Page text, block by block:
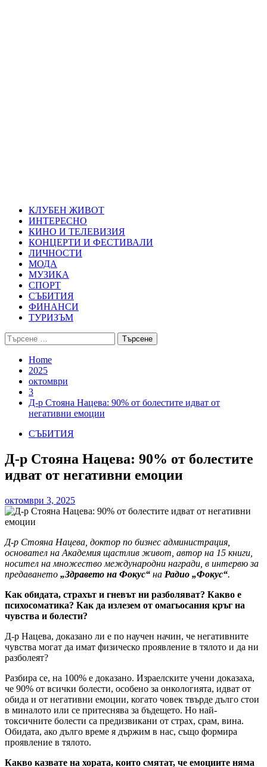
КЛУБЕН ЖИВОТ
ИНТЕРЕСНО
КИНО И ТЕЛЕВИЗИЯ
КОНЦЕРТИ И ФЕСТИВАЛИ
ЛИЧНОСТИ
МОДА
МУЗИКА
СПОРТ
СЪБИТИЯ
ФИНАНСИ
ТУРИЗЪМ
Търсене
за:
Home
2025
октомври
3
Д-р Стояна Нацева: 90% от болестите идват от
негативни емоции
СЪБИТИЯ
Д-р Стояна Нацева: 90% от болестите
идват от негативни емоции
октомври 3, 2025
Д-р Стояна Нацева, доктор по бизнес администрация,
основател на Академия щастлив живот, автор на 15 книги,
носител на множество международни награди, в интервю за
предаването „Здравето на Фокус“ на Радио „Фокус“.
Как обидата, страхът и гневът ни разболяват? Какво е
психосоматика? Как да излезем от омагьосания кръг на
чувства и болести?
Д-р Нацева, доказано ли е по научен начин, че негативните
чувства могат да имат физическо проявление в тялото и да ни
разболеят?
Разбира се, на 100% е доказано. Израелските учени доказаха,
че 90% от всички болести, особено за онкологията, идват от
обида и от негативни емоции, когато човек твърде дълго стои
в миналото или се притеснява за бъдещето. Но най-
токсичните болести са предизвикани от страх, срам, вина.
Обидата, ако дълго време я държим в нас, също формира
проявление в тялото.
Какво казвате на хората, които смятат, че емоциите няма